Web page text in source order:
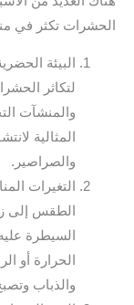
الحشرات تكثر في
البيئة
لتكاثر
والمنشآت
المثالية
والصراصير.
التغيرات
الطقس إلى
السيطرة
الحرارة أو
والذباب